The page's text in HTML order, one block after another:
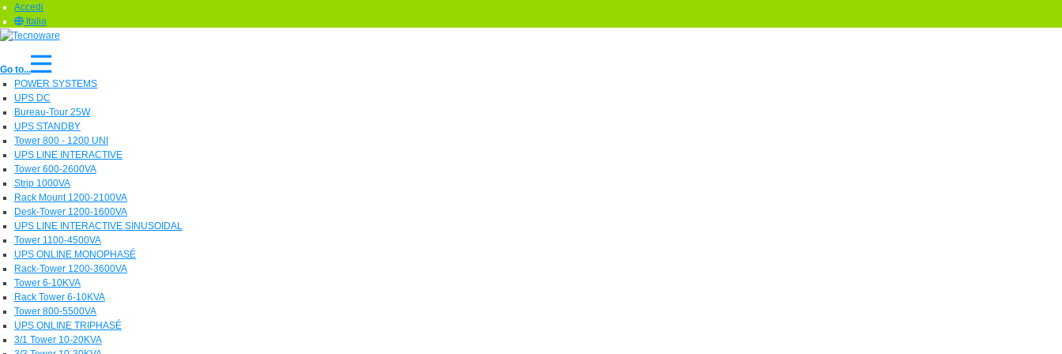
Accedi
Italia
Go to...
POWER SYSTEMS
UPS DC
Bureau-Tour 25W
UPS STANDBY
Tower 800 - 1200 UNI
UPS LINE INTERACTIVE
Tower 600-2600VA
Strip 1000VA
Rack Mount 1200-2100VA
Desk-Tower 1200-1600VA
UPS LINE INTERACTIVE SINUSOIDAL
Tower 1100-4500VA
UPS ONLINE MONOPHASÉ
Rack-Tower 1200-3600VA
Tower 6-10KVA
Rack Tower 6-10KVA
Tower 800-5500VA
UPS ONLINE TRIPHASÉ
3/1 Tower 10-20KVA